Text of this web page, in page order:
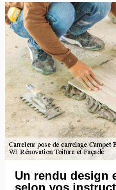
Un rendu design
selon vos